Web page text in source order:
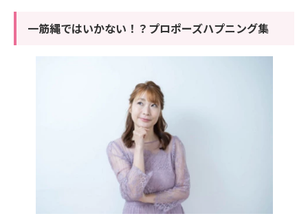
一筋縄ではいかない！？プロポーズハプニング集